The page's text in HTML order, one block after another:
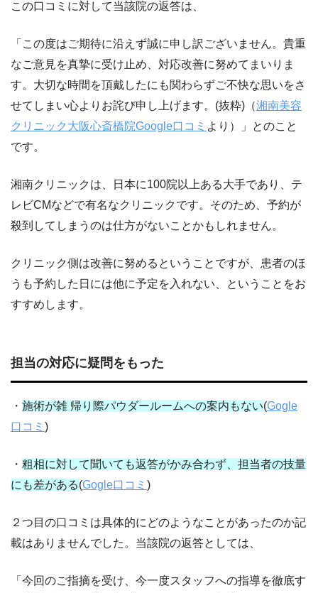
この口コミに対して当該院の返答は、
「この度はご期待に沿えず誠に申し訳ございません。 貴重
なご意見を真摯に受け止め、対応改善に努めてまいりま
す。大切な時間を頂戴したにも関わらずご不快な思いをさ
せてしまい心よりお詫び申し上げます。(抜粋) （湘南美容
クリニック大阪心斎橋院Google口コミ より）」とのこと
です。
湘南クリニックは、日本に100院以上ある大手であり、テ
レビCMなどで有名なクリニックです。そのため、予約が
殺到してしまうのは仕方がないことかもしれません。
クリニック側は改善に努めるということですが、患者のほ
うも予約した日には他に予定を入れない、ということをお
すすめします。
担当の対応に疑問をもった
・ 施術が雑 帰り際パウダールームへの案内もない(Gogle
口コミ )
・ 粗相に対して聞いても返答がかみ合わず、担当者の技量
にも差がある(Gogle口コミ )
２つ目の口コミは具体的にどのようなことがあったのか記
載はありませんでした。当該院の返答としては、
「今回のご指摘を受け、今一度スタッフへの指導を徹底す